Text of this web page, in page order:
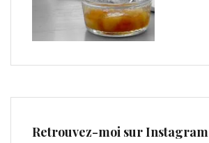
Retrouvez-moi sur Instagram